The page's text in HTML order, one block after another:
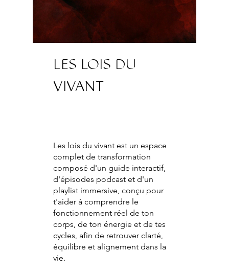
LES LOIS DU
VIVANT
Les lois du vivant est un espace
complet de transformation
composé d'un guide interactif,
d'épisodes podcast et d'un
playlist immersive, conçu pour
t'aider à comprendre le
fonctionnement réel de ton
corps, de ton énergie et de tes
cycles, afin de retrouver clarté,
équilibre et alignement dans la
vie.